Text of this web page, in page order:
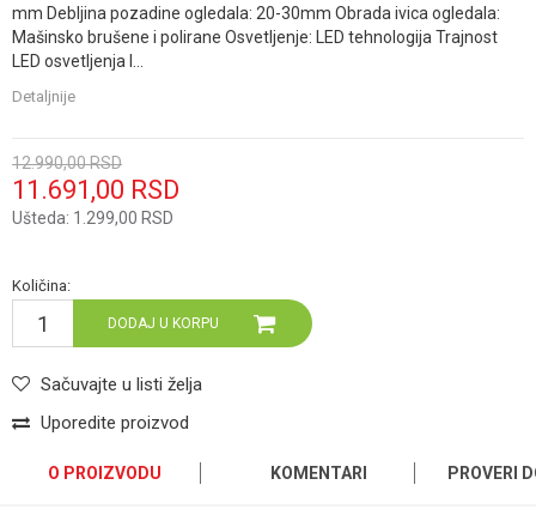
mm Debljina pozadine ogledala: 20-30mm Obrada ivica ogledala:
Mašinsko brušene i polirane Osvetljenje: LED tehnologija Trajnost
LED osvetljenja I
Detaljnije
12.990,00RSD
11.691,00 RSD
Ušteda: 1.299,00 RSD
Količina:
DODAJ U KORPU
Sačuvajte u listi želja
Uporedite proizvod
O PROIZVODU KOMENTARI PROVERI